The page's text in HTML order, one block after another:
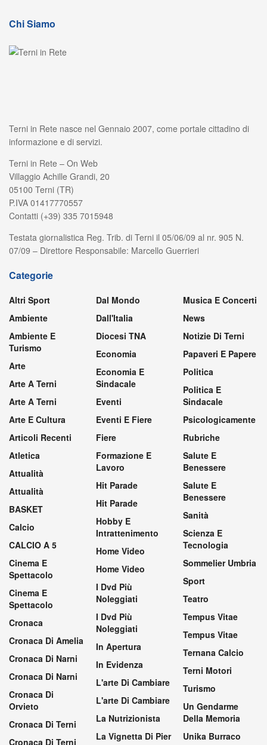
Chi Siamo
Terni in Rete nasce nel Gennaio 2007, come portale cittadino di
informazione e di servizi.
Terni in Rete – On Web
Villaggio Achille Grandi, 20
05100 Terni (TR)
P.IVA 01417770557
Contatti (+39) 335 7015948
Testata giornalistica Reg. Trib. di Terni il 05/06/09 al nr. 905 N.
07/09 – Direttore Responsabile: Marcello Guerrieri
Categorie
Altri Sport
Ambiente
Ambiente E
Turismo
Arte
Arte A Terni
Arte A Terni
Arte E Cultura
Articoli Recenti
Atletica
Attualità
Attualità
BASKET
Calcio
CALCIO A 5
Cinema E
Spettacolo
Cinema E
Spettacolo
Cronaca
Cronaca Di Amelia
Cronaca Di Narni
Cronaca Di Narni
Cronaca Di
Orvieto
Cronaca Di Terni
Cronaca Di Terni
Dal Mondo
Dall'Italia
Diocesi TNA
Economia
Economia E
Sindacale
Eventi
Eventi E Fiere
Fiere
Formazione E
Lavoro
Hit Parade
Hit Parade
Hobby E
Intrattenimento
Home Video
Home Video
I Dvd Più
Noleggiati
I Dvd Più
Noleggiati
In Apertura
In Evidenza
L'arte Di Cambiare
L'arte Di Cambiare
La Nutrizionista
La Vignetta Di Pier
Musica E Concerti
News
Notizie Di Terni
Papaveri E Papere
Politica
Politica E
Sindacale
Psicologicamente
Rubriche
Salute E
Benessere
Salute E
Benessere
Sanità
Scienza E
Tecnologia
Sommelier Umbria
Sport
Teatro
Tempus Vitae
Tempus Vitae
Ternana Calcio
Terni Motori
Turismo
Un Gendarme
Della Memoria
Unika Burraco